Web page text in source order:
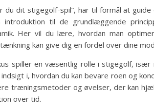
du dit stigegolf-spil”, har til formål at guide
til de grundlæggende
Her vil du lære, hvordan man
kan give dig en fordel over dine
spiller en væsentlig rolle i stigegolf,
i, hvordan du kan bevare roen og
træningsmetoder og øvelser, der kan
over tid.